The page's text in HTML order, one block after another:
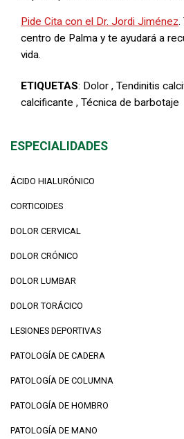
Pide Cita con el Dr. Jordi Jiménez
centro de Palma y te ayudará a
vida.
ETIQUETAS: Dolor , Tendinitis
calcificante , Técnica de barbotaje
ESPECIALIDADES
ÁCIDO HIALURÓNICO
CORTICOIDES
DOLOR CERVICAL
DOLOR CRÓNICO
DOLOR LUMBAR
DOLOR TORÁCICO
LESIONES DEPORTIVAS
PATOLOGÍA DE CADERA
PATOLOGÍA DE COLUMNA
PATOLOGÍA DE HOMBRO
PATOLOGÍA DE MANO